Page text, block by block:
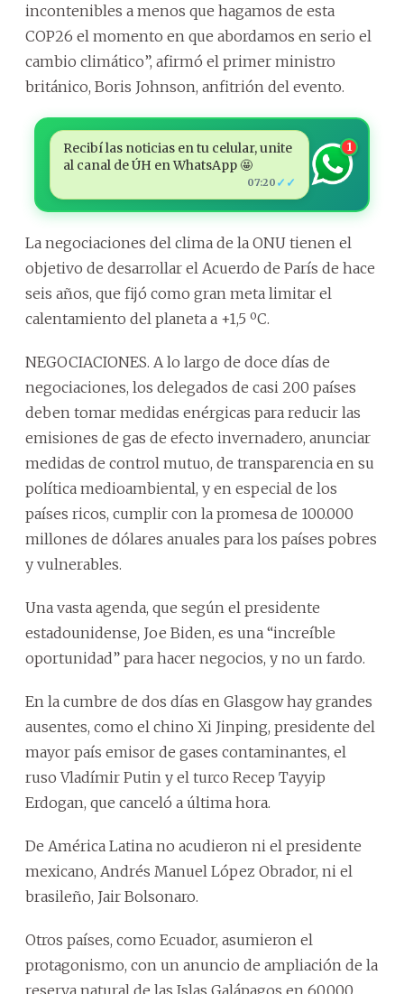
incontenibles a menos que hagamos de esta
COP26 el momento en que abordamos en serio el
cambio climático”, afirmó el primer ministro
británico, Boris Johnson, anfitrión del evento.
Recibí las noticias en tu celular, unite
al canal de ÚH en WhatsApp 🤩
07:20 ✓✓
1
La negociaciones del clima de la ONU tienen el
objetivo de desarrollar el Acuerdo de París de hace
seis años, que fijó como gran meta limitar el
calentamiento del planeta a +1,5 ºC.
NEGOCIACIONES. A lo largo de doce días de
negociaciones, los delegados de casi 200 países
deben tomar medidas enérgicas para reducir las
emisiones de gas de efecto invernadero, anunciar
medidas de control mutuo, de transparencia en su
política medioambiental, y en especial de los
países ricos, cumplir con la promesa de 100.000
millones de dólares anuales para los países pobres
y vulnerables.
Una vasta agenda, que según el presidente
estadounidense, Joe Biden, es una “increíble
oportunidad” para hacer negocios, y no un fardo.
En la cumbre de dos días en Glasgow hay grandes
ausentes, como el chino Xi Jinping, presidente del
mayor país emisor de gases contaminantes, el
ruso Vladímir Putin y el turco Recep Tayyip
Erdogan, que canceló a última hora.
De América Latina no acudieron ni el presidente
mexicano, Andrés Manuel López Obrador, ni el
brasileño, Jair Bolsonaro.
Otros países, como Ecuador, asumieron el
protagonismo, con un anuncio de ampliación de la
reserva natural de las Islas Galápagos en 60.000